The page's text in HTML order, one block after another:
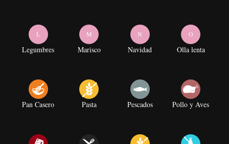
L
Legumbres
M
Marisco
N
Navidad
O
Olla lenta
Pan Casero Pasta Pescados Pollo y Aves